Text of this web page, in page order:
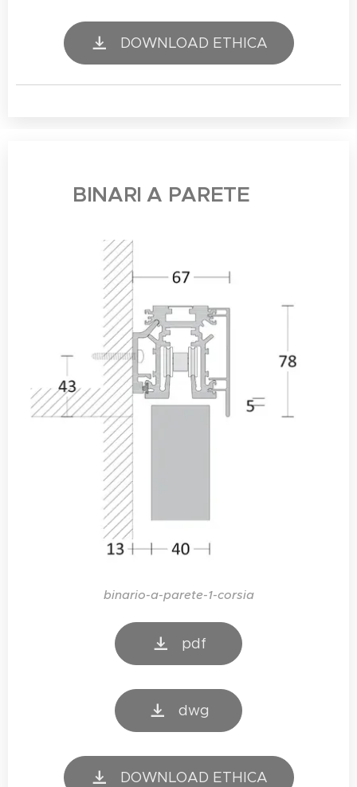
DOWNLOAD ETHICA
BINARI A PARETE
binario-a-parete-1-corsia
pdf
dwg
DOWNLOAD ETHICA